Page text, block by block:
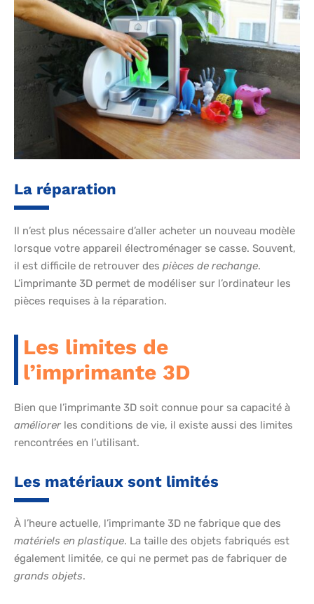
La réparation
Il n’est plus nécessaire d’aller acheter un nouveau modèle
lorsque votre appareil électroménager se casse. Souvent,
il est difficile de retrouver des pièces de rechange.
L’imprimante 3D permet de modéliser sur l’ordinateur les
pièces requises à la réparation.
Les limites de
l’imprimante 3D
Bien que l’imprimante 3D soit connue pour sa capacité à
améliorer les conditions de vie, il existe aussi des limites
rencontrées en l’utilisant.
Les matériaux sont limités
À l’heure actuelle, l’imprimante 3D ne fabrique que des
matériels en plastique. La taille des objets fabriqués est
également limitée, ce qui ne permet pas de fabriquer de
grands objets.